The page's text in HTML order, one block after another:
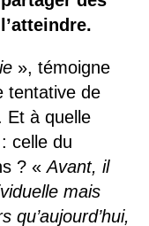
», témoigne
tentative de
Et à quelle
celle du
? «Avant, il
mais
qu’aujourd’hui,